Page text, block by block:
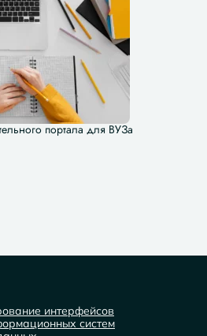
портала для ВУЗа
интерфейсов
систем